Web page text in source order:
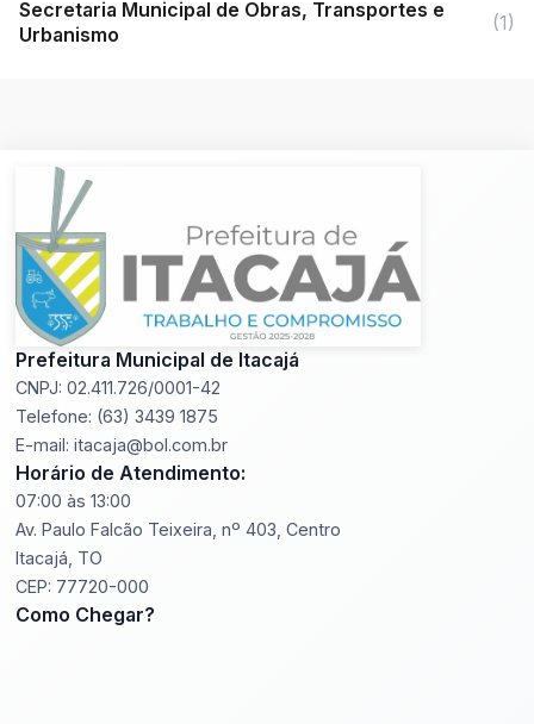
Secretaria Municipal de Obras, Transportes e
Urbanismo
(1)
Prefeitura Municipal de Itacajá
CNPJ: 02.411.726/0001-42
Telefone: (63) 3439 1875
E-mail: itacaja@bol.com.br
Horário de Atendimento:
07:00 às 13:00
Av. Paulo Falcão Teixeira, nº 403, Centro
Itacajá, TO
CEP: 77720-000
Como Chegar?